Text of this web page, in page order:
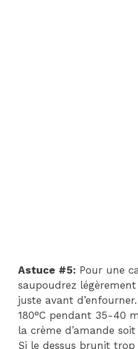
Astuce #5: Pour une
saupoudrez
juste avant
180°C pendant 35-40
la crème d’amande
Si le dessus brunit